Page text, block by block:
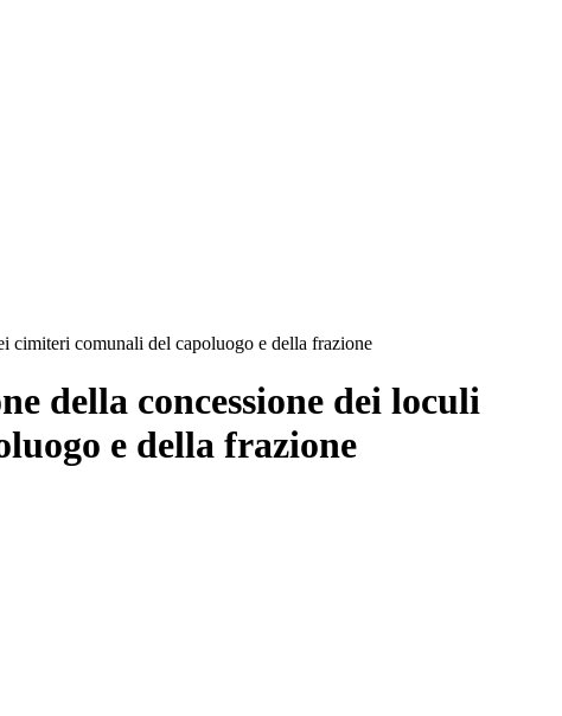
cimiteri comunali del capoluogo e della frazione
della concessione dei loculi
e della frazione